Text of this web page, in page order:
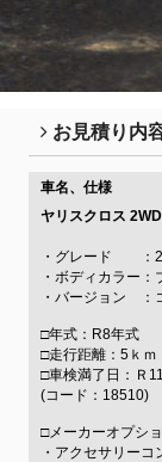
お見積り内
車名、仕様
ヤリスクロス
・グレード ：
・ボディカラー
・バージョン ：
□年式：R8年式
□走行距離：5ｋｍ
□車検満了日：Ｒ
(コード：18510)
□メーカーオプシ
・アクセサリーコ